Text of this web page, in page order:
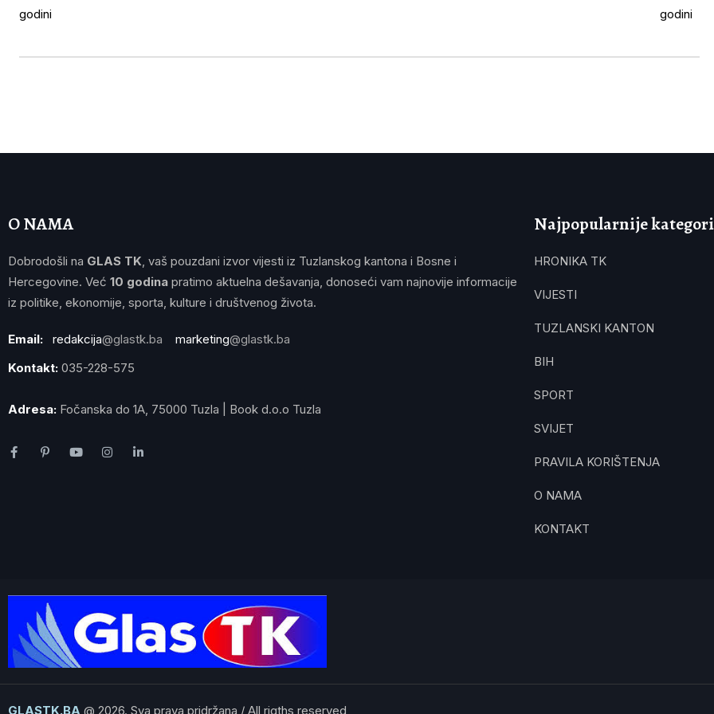
O NAMA
Dobrodošli na GLAS TK, vaš pouzdani izvor vijesti iz Tuzlanskog kantona i Bosne i
Hercegovine. Već 10 godina pratimo aktuelna dešavanja, donoseći vam najnovije informacije
iz politike, ekonomije, sporta, kulture i društvenog života.
Email: redakcija@glastk.ba marketing@glastk.ba
Kontakt: 035-228-575
Adresa: Fočanska do 1A, 75000 Tuzla | Book d.o.o Tuzla
Najpopularnije
HRONIKA TK
VIJESTI
TUZLANSKI KANTON
BIH
SPORT
SVIJET
PRAVILA KORIŠTENJA
O NAMA
KONTAKT
GLASTK.BA @ 2026. Sva prava pridržana / All rigths reserved